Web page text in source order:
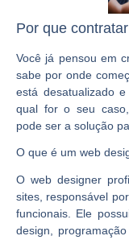
Por que
Você já pensou em
sabe por onde
está desatualizado
qual for o seu
pode ser a solução
O que é um web
O web designer
sites, responsável
funcionais. Ele
design,